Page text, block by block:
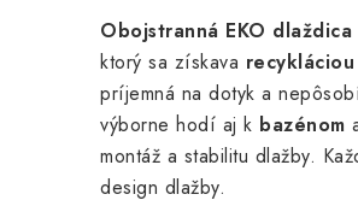
Obojstranná EKO
ktorý sa získava
príjemná na dotyk a
výborne hodí aj k bazénom
montáž a stabilitu dlažby.
design dlažby.